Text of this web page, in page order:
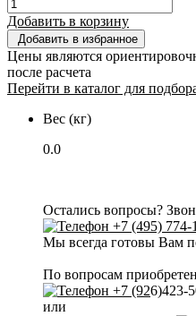
Добавить в корзину
Добавить в избранное
Цены являются
после расчета
Перейти в каталог для
Вес (кг)
0.0
Остались вопросы?
+7 (495) 774-
Мы всегда готовы Вам
По вопросам
+7 (926)423-
или